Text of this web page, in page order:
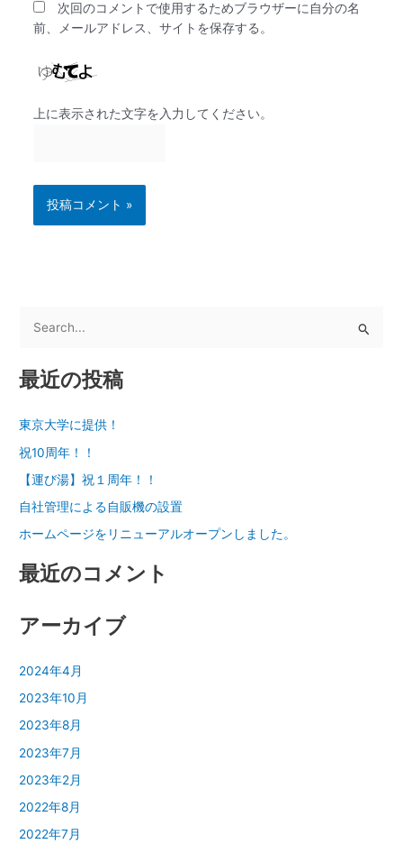
次回のコメントで使用するためブラウザーに自分の名
前、メールアドレス、サイトを保存する。
上に表示された文字を入力してください。
対
:
最近の投稿
東京大学に提供！
祝10周年！！
【運び湯】祝１周年！！
自社管理による自販機の設置
ホームページをリニューアルオープンしました。
最近のコメント
アーカイブ
2024年4月
2023年10月
2023年8月
2023年7月
2023年2月
2022年8月
2022年7月